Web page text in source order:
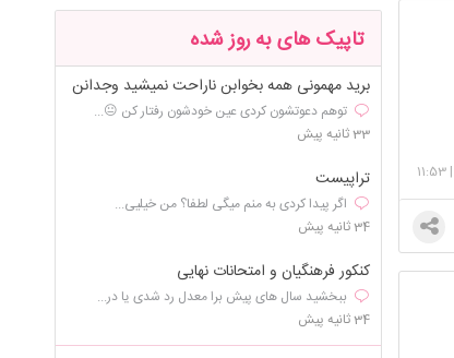
|
11:53
تاپیک های به روز شده
برید مهمونی همه بخوابن ناراحت نمیشید وجدانن
توهم دعوتشون کردی عین خودشون رفتار کن 😐...
33 ثانیه پیش
تراپیست
اگر پیدا کردی به منم میگی لطفا؟ من خیلیی...
34 ثانیه پیش
کنکور فرهنگیان و امتحانات نهایی
ببخشید سال های پیش برا معدل رد شدی یا در...
34 ثانیه پیش